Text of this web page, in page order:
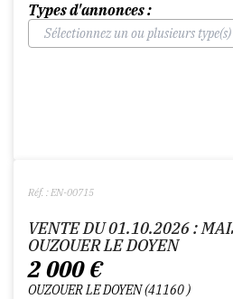
Types d'annonces :
VENTE DU 01.10.2026 :
OUZOUER LE DOYEN
2 000 €
OUZOUER LE DOYEN 41160
Réf. : EN-00715